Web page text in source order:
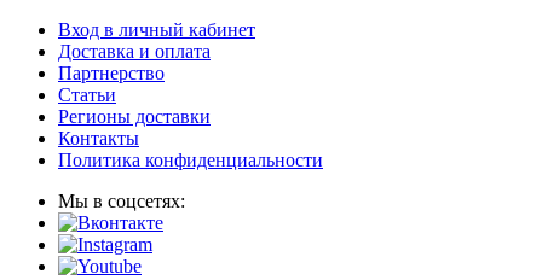
Вход в личный кабинет
Доставка и оплата
Партнерство
Статьи
Регионы доставки
Контакты
Политика конфиденциальности
Мы в соцсетях: